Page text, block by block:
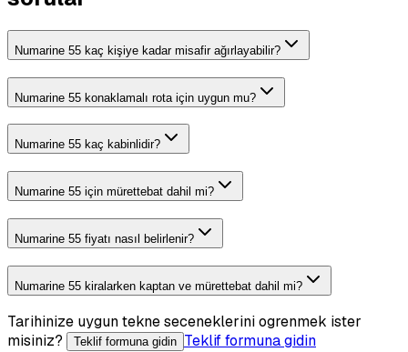
Numarine 55 kaç kişiye kadar misafir ağırlayabilir?
Numarine 55 konaklamalı rota için uygun mu?
Numarine 55 kaç kabinlidir?
Numarine 55 için mürettebat dahil mi?
Numarine 55 fiyatı nasıl belirlenir?
Numarine 55 kiralarken kaptan ve mürettebat dahil mi?
Tarihinize uygun tekne seceneklerini ogrenmek ister
misiniz?
Teklif formuna gidin Teklif formuna gidin